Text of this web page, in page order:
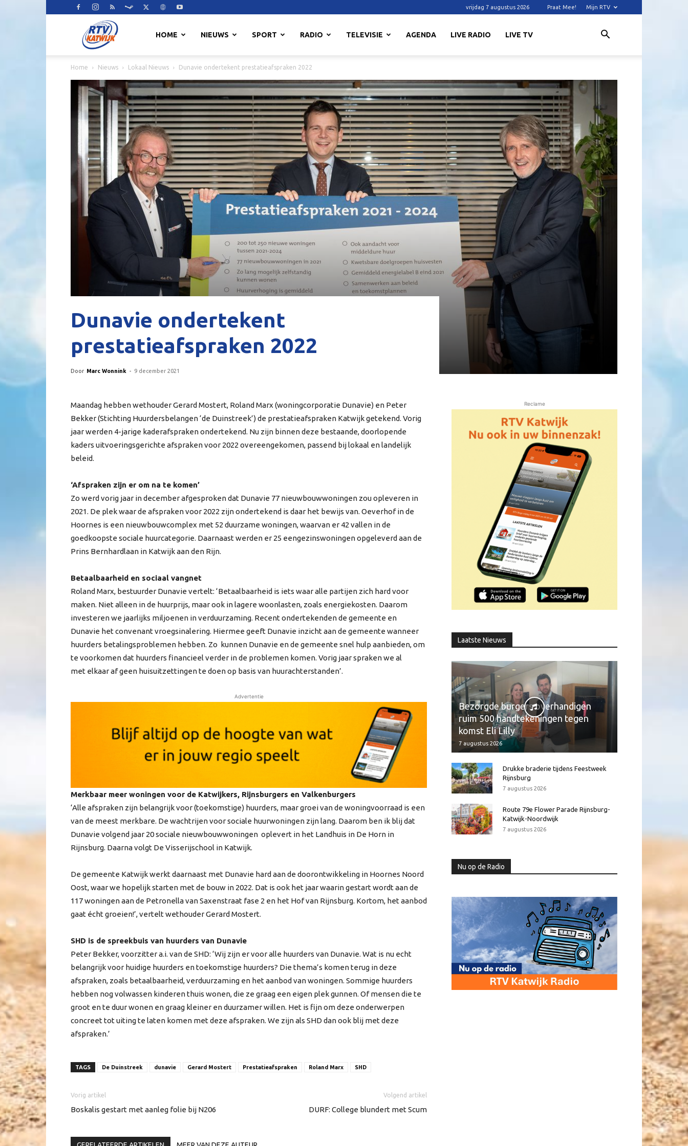
vrijdag 7 augustus 2026 Praat Mee! Mijn RTV
HOME NIEUWS SPORT RADIO TELEVISIE AGENDA LIVE RADIO LIVE TV
Home Nieuws Lokaal Nieuws Dunavie ondertekent prestatieafspraken 2022
Dunavie ondertekent
prestatieafspraken 2022
Door Marc Wonnink - 9 december 2021
Maandag hebben wethouder Gerard Mostert, Roland Marx (woningcorporatie Dunavie) en Peter
Bekker (Stichting Huurdersbelangen ‘de Duinstreek’) de prestatieafspraken Katwijk getekend. Vorig
jaar werden 4-jarige kaderafspraken ondertekend. Nu zijn binnen deze bestaande, doorlopende
kaders uitvoeringsgerichte afspraken voor 2022 overeengekomen, passend bij lokaal en landelijk
beleid.
‘Afspraken zijn er om na te komen’
Zo werd vorig jaar in december afgesproken dat Dunavie 77 nieuwbouwwoningen zou opleveren in
2021. De plek waar de afspraken voor 2022 zijn ondertekend is daar het bewijs van. Oeverhof in de
Hoornes is een nieuwbouwcomplex met 52 duurzame woningen, waarvan er 42 vallen in de
goedkoopste sociale huurcategorie. Daarnaast werden er 25 eengezinswoningen opgeleverd aan de
Prins Bernhardlaan in Katwijk aan den Rijn.
Betaalbaarheid en sociaal vangnet
Roland Marx, bestuurder Dunavie vertelt: ‘Betaalbaarheid is iets waar alle partijen zich hard voor
maken. Niet alleen in de huurprijs, maar ook in lagere woonlasten, zoals energiekosten. Daarom
investeren we jaarlijks miljoenen in verduurzaming. Recent ondertekenden de gemeente en
Dunavie het convenant vroegsinalering. Hiermee geeft Dunavie inzicht aan de gemeente wanneer
huurders betalingsproblemen hebben. Zo kunnen Dunavie en de gemeente snel hulp aanbieden, om
te voorkomen dat huurders financieel verder in de problemen komen. Vorig jaar spraken we al
met elkaar af geen huisuitzettingen te doen op basis van huurachterstanden’.
Advertentie
Merkbaar meer woningen voor de Katwijkers, Rijnsburgers en Valkenburgers
‘Alle afspraken zijn belangrijk voor (toekomstige) huurders, maar groei van de woningvoorraad is een
van de meest merkbare. De wachtrijen voor sociale huurwoningen zijn lang. Daarom ben ik blij dat
Dunavie volgend jaar 20 sociale nieuwbouwwoningen oplevert in het Landhuis in De Horn in
Rijnsburg. Daarna volgt De Visserijschool in Katwijk.
De gemeente Katwijk werkt daarnaast met Dunavie hard aan de doorontwikkeling in Hoornes Noord
Oost, waar we hopelijk starten met de bouw in 2022. Dat is ook het jaar waarin gestart wordt aan de
117 woningen aan de Petronella van Saxenstraat fase 2 en het Hof van Rijnsburg. Kortom, het aanbod
gaat écht groeien!’, vertelt wethouder Gerard Mostert.
SHD is de spreekbuis van huurders van Dunavie
Peter Bekker, voorzitter a.i. van de SHD: ‘Wij zijn er voor alle huurders van Dunavie. Wat is nu echt
belangrijk voor huidige huurders en toekomstige huurders? Die thema’s komen terug in deze
afspraken, zoals betaalbaarheid, verduurzaming en het aanbod van woningen. Sommige huurders
hebben nog volwassen kinderen thuis wonen, die ze graag een eigen plek gunnen. Of mensen die te
groot en te duur wonen en graag kleiner en duurzamer willen. Het is fijn om deze onderwerpen
concreet tot uiting te laten komen met deze afspraken. We zijn als SHD dan ook blij met deze
afspraken.’
TAGS De Duinstreek dunavie Gerard Mostert Prestatieafspraken Roland Marx SHD
Vorig artikel
Boskalis gestart met aanleg folie bij N206
Volgend artikel
DURF: College blundert met Scum
Reclame
Laatste Nieuws
Bezorgde burgers overhandigen
ruim 500 handtekeningen tegen
komst Eli Lilly
7 augustus 2026
Drukke braderie tijdens Feestweek
Rijnsburg
7 augustus 2026
Route 79e Flower Parade Rijnsburg-
Katwijk-Noordwijk
7 augustus 2026
Nu op de Radio